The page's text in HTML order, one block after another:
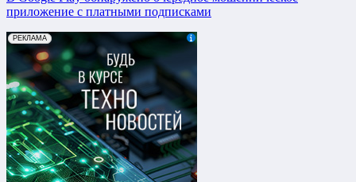
приложение с платными подписками